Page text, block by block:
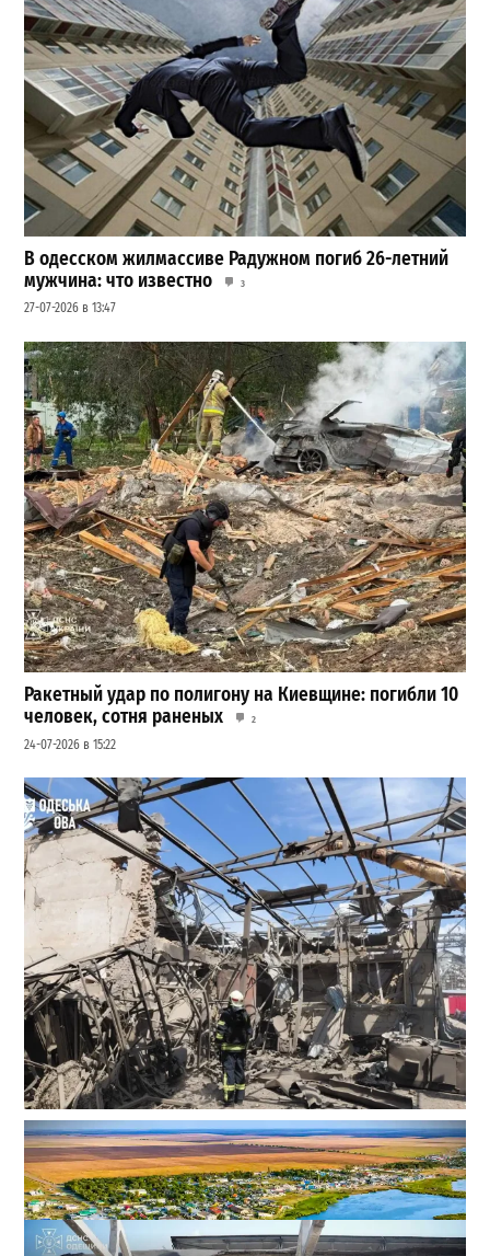
В одесском жилмассиве Радужном погиб 26-летний
мужчина: что известно
3
27-07-2026 в 13:47
Ракетный удар по полигону на Киевщине: погибли 10
человек, сотня раненых
2
24-07-2026 в 15:22
В Одессе выросло число пострадавших после атаки
реактивных дронов (фото)
2
24-07-2026 в 14:29
ВИБОР РЕДАКЦИИ